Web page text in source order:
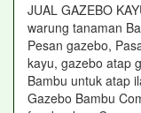
JUAL GAZEBO
warung tanaman
Pesan gazebo,
kayu, gazebo atap
Bambu untuk atap
Gazebo Bambu